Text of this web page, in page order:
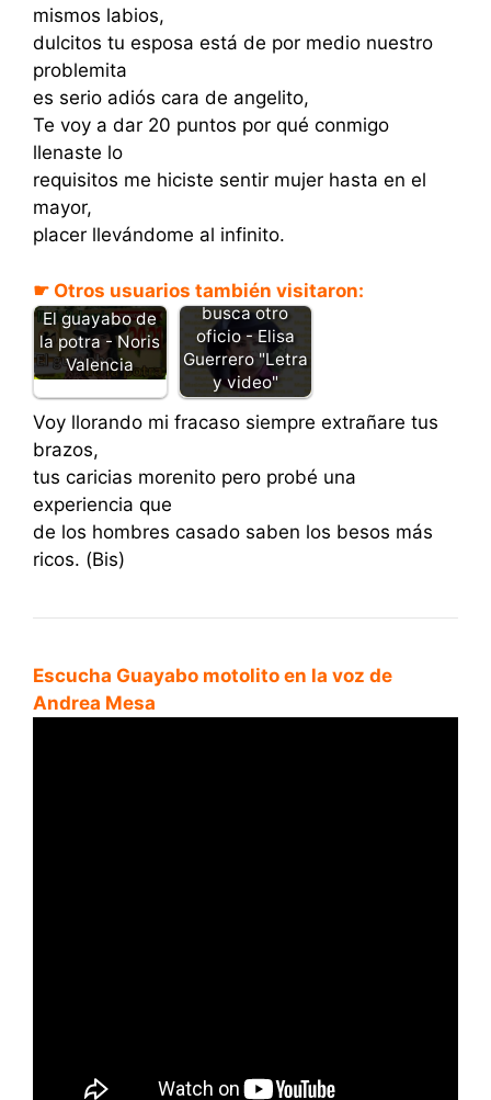
mismos labios,
dulcitos tu esposa está de por medio nuestro
problemita
es serio adiós cara de angelito,
Te voy a dar 20 puntos por qué conmigo
llenaste lo
requisitos me hiciste sentir mujer hasta en el
mayor,
placer llevándome al infinito.
☛ Otros usuarios también visitaron:
El guayabo de
la potra - Noris
Valencia
Guayabo
busca otro
oficio - Elisa
Guerrero "Letra
y video"
Voy llorando mi fracaso siempre extrañare tus
brazos,
tus caricias morenito pero probé una
experiencia que
de los hombres casado saben los besos más
ricos. (Bis)
Escucha Guayabo motolito en la voz de
Andrea Mesa